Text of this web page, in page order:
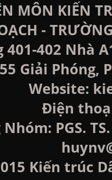
MÔN KIẾN
-
401-402 Nhà
55 Giải Phóng,
Website:
Điện
PGS.
Kiến trúc